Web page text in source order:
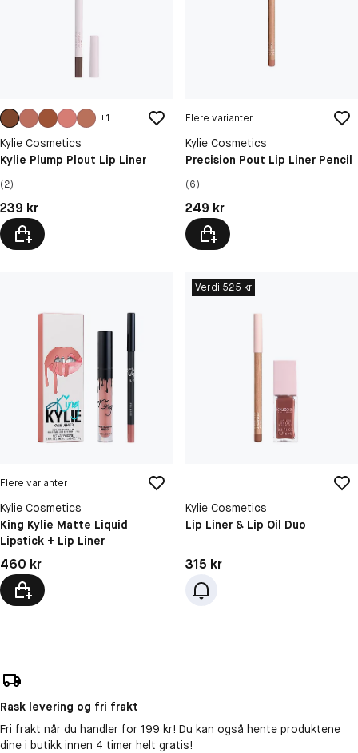
+1
Kylie Cosmetics
Kylie Plump Plout Lip Liner
(2)
Pris: 239 kr
239 kr
Flere varianter
Kylie Cosmetics
Precision Pout Lip Liner Pencil
(6)
Pris: 249 kr
249 kr
Flere varianter
Kylie Cosmetics
King Kylie Matte Liquid
Lipstick + Lip Liner
Pris: 460 kr
460 kr
Verdi 525 kr
Kylie Cosmetics
Lip Liner & Lip Oil Duo
Pris: 315 kr
315 kr
Rask levering og fri frakt
Fri frakt når du handler for 199 kr! Du kan også hente produktene
dine i butikk innen 4 timer helt gratis!